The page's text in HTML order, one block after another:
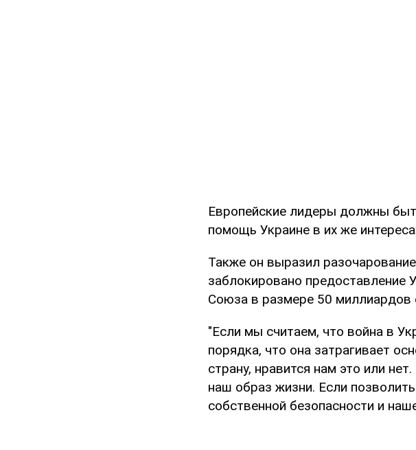
Европейские лидеры должны
помощь Украине в их же
Также он выразил
заблокировано предоставление
Союза в размере 50 миллиардов
"Если мы считаем, что война в
порядка, что она затрагивает
страну, нравится нам это или
наш образ жизни. Если
собственной безопасности и